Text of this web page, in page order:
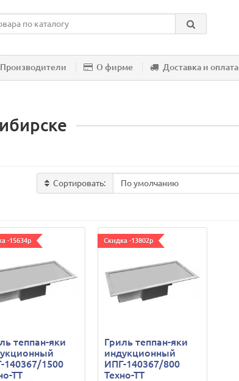
Производители О фирме Доставка и оплата
Сортировать:
-15634р
теппан-яки
140367/1500
ТТ
Скидка -13802р
Гриль теппан-яки
индукционный
ИПГ-140367/800
Техно-ТТ